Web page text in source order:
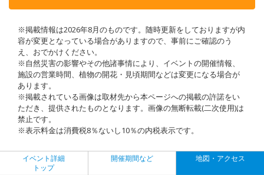
※掲載情報は2026年8月のものです。随時更新をしておりますが内
容が変更となっている場合がありますので、事前にご確認のう
え、おでかけください。
※自然災害の影響やその他諸事情により、イベントの開催情報、
施設の営業時間、植物の開花・見頃期間などは変更になる場合が
あります。
※掲載されている画像は取材先から本ページへの掲載の許諾をい
ただき、提供されたものとなります。画像の無断転載(二次使用)は
禁止です。
※表示料金は消費税8％ないし10％の内税表示です。
イベント詳細
トップ
開催期間など 地図・アクセス